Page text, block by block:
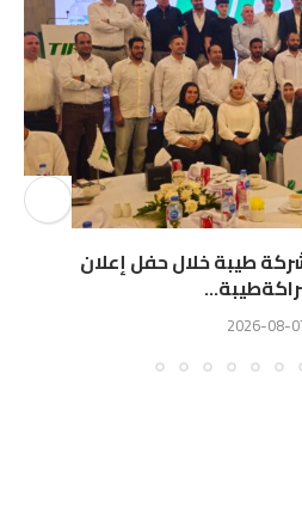
طيبة خلال حفل إعلان
2026-08-